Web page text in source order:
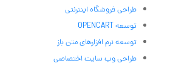
طراحی فروشگاه اینترنتی
توسعه OPENCART
توسعه نرم افزارهای متن باز
طراحی وب سایت اختصاصی